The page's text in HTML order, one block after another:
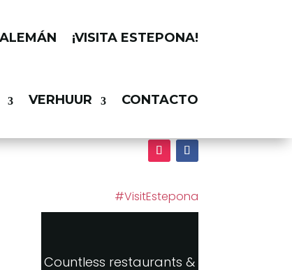
¡VISITA ESTEPONA!
VERHUUR CONTACTO
#VisitEstepona
Countless restaurants &